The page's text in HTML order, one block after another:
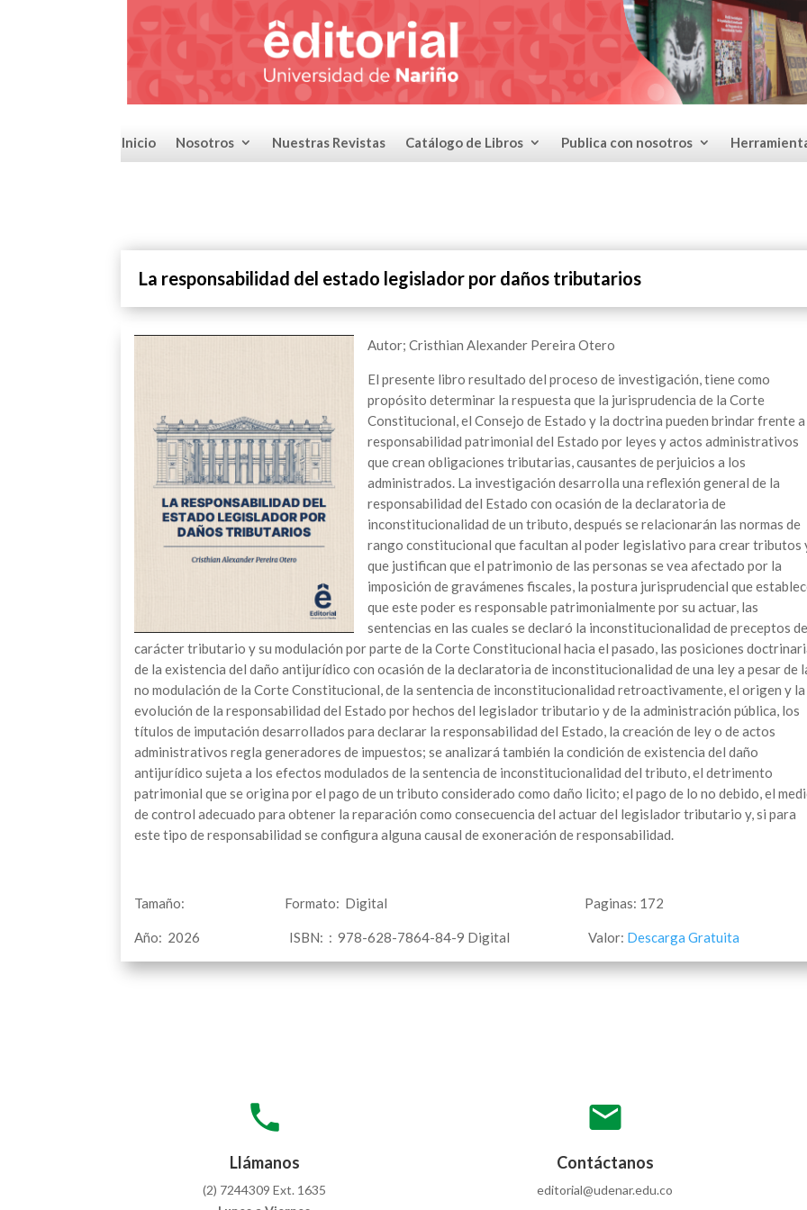
Inicio Nosotros Nuestras Revistas Catálogo de Libros Publica con nosotros
La responsabilidad del estado legislador por daños tributarios
Autor; Cristhian Alexander Pereira Otero
El presente libro resultado del proceso de investigación, tiene como
propósito determinar la respuesta que la jurisprudencia de la Corte
Constitucional, el Consejo de Estado y la doctrina pueden brindar frente a
responsabilidad patrimonial del Estado por leyes y actos administrativos
que crean obligaciones tributarias, causantes de perjuicios a los
administrados. La investigación desarrolla una reflexión general de la
responsabilidad del Estado con ocasión de la declaratoria de
inconstitucionalidad de un tributo, después se relacionarán las normas de
rango constitucional que facultan al poder legislativo para crear tributos
que justifican que el patrimonio de las personas se vea afectado por la
imposición de gravámenes fiscales, la postura jurisprudencial que
que este poder es responsable patrimonialmente por su actuar, las
sentencias en las cuales se declaró la inconstitucionalidad de preceptos de
carácter tributario y su modulación por parte de la Corte Constitucional hacia el pasado, las posiciones
de la existencia del daño antijurídico con ocasión de la declaratoria de inconstitucionalidad de una ley a pesar de
no modulación de la Corte Constitucional, de la sentencia de inconstitucionalidad retroactivamente, el origen y la
evolución de la responsabilidad del Estado por hechos del legislador tributario y de la administración pública, los
títulos de imputación desarrollados para declarar la responsabilidad del Estado, la creación de ley o de actos
administrativos regla generadores de impuestos; se analizará también la condición de existencia del daño
antijurídico sujeta a los efectos modulados de la sentencia de inconstitucionalidad del tributo, el detrimento
patrimonial que se origina por el pago de un tributo considerado como daño licito; el pago de lo no debido, el
de control adecuado para obtener la reparación como consecuencia del actuar del legislador tributario y, si para
este tipo de responsabilidad se configura alguna causal de exoneración de responsabilidad.
Tamaño: Formato: Digital Paginas: 172
Año: 2026 ISBN: : 978-628-7864-84-9 Digital Valor: Descarga Gratuita
local_phone
Llámanos
(2) 7244309 Ext. 1635
mail
Contáctanos
editorial@udenar.edu.co